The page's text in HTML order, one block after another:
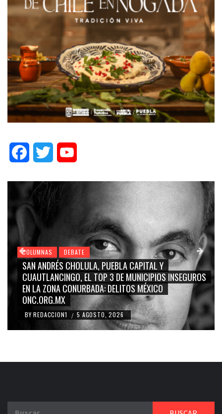
FacebookTwitter
COLUMNAS DEBATE
GRACE PALOMARES, NAY SALVATORI, SERGIO MAYER,
CARMEN SALINAS “LA CORCHOLATA”, CUAUHTÉMOC
BLANCO, SILVIA PINAL: LA TRIVIALIZACIÓN Y
RIDICULIZACIÓN DE LA REPRESENTACIÓN CIUDADANA
BY REDACCION1 / 4 AGOSTO, 2026